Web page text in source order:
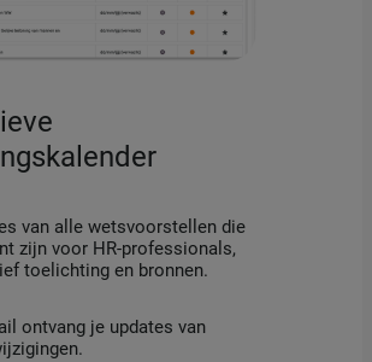
van alle wetsvoorstellen die
zijn voor HR-professionals,
toelichting en bronnen.
ontvang je updates van